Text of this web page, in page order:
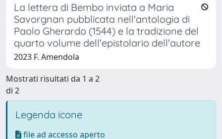
La lettera di Bembo inviata a Maria
Savorgnan pubblicata nell'antologia di
Paolo Gherardo (1544) e la tradizione del
quarto volume dell'epistolario dell'autore
2023 F. Amendola
Mostrati risultati da 1 a 2
di 2
Legenda icone
file ad accesso aperto